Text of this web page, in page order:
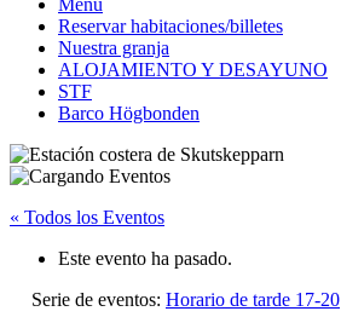
Reservar habitaciones/billetes
Nuestra granja
ALOJAMIENTO Y DESAYUNO
STF
Barco Högbonden
« Todos los Eventos
Este evento ha pasado.
Serie de eventos: Horario de tarde 17-20